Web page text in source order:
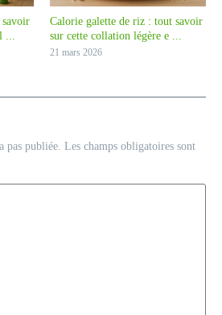
...
Calorie galette de riz : tout savoir
sur cette collation légère e ...
21 mars 2026
pas publiée. Les champs obligatoires sont